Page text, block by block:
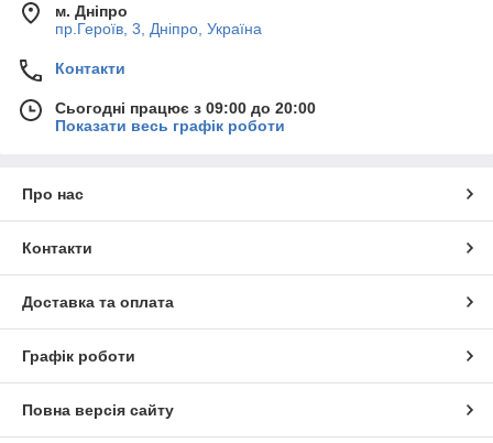
м. Дніпро
пр.Героїв, 3, Дніпро, Україна
Контакти
Сьогодні працює з 09:00 до 20:00
Показати весь графік роботи
Про нас
Контакти
Доставка та оплата
Графік роботи
Повна версія сайту